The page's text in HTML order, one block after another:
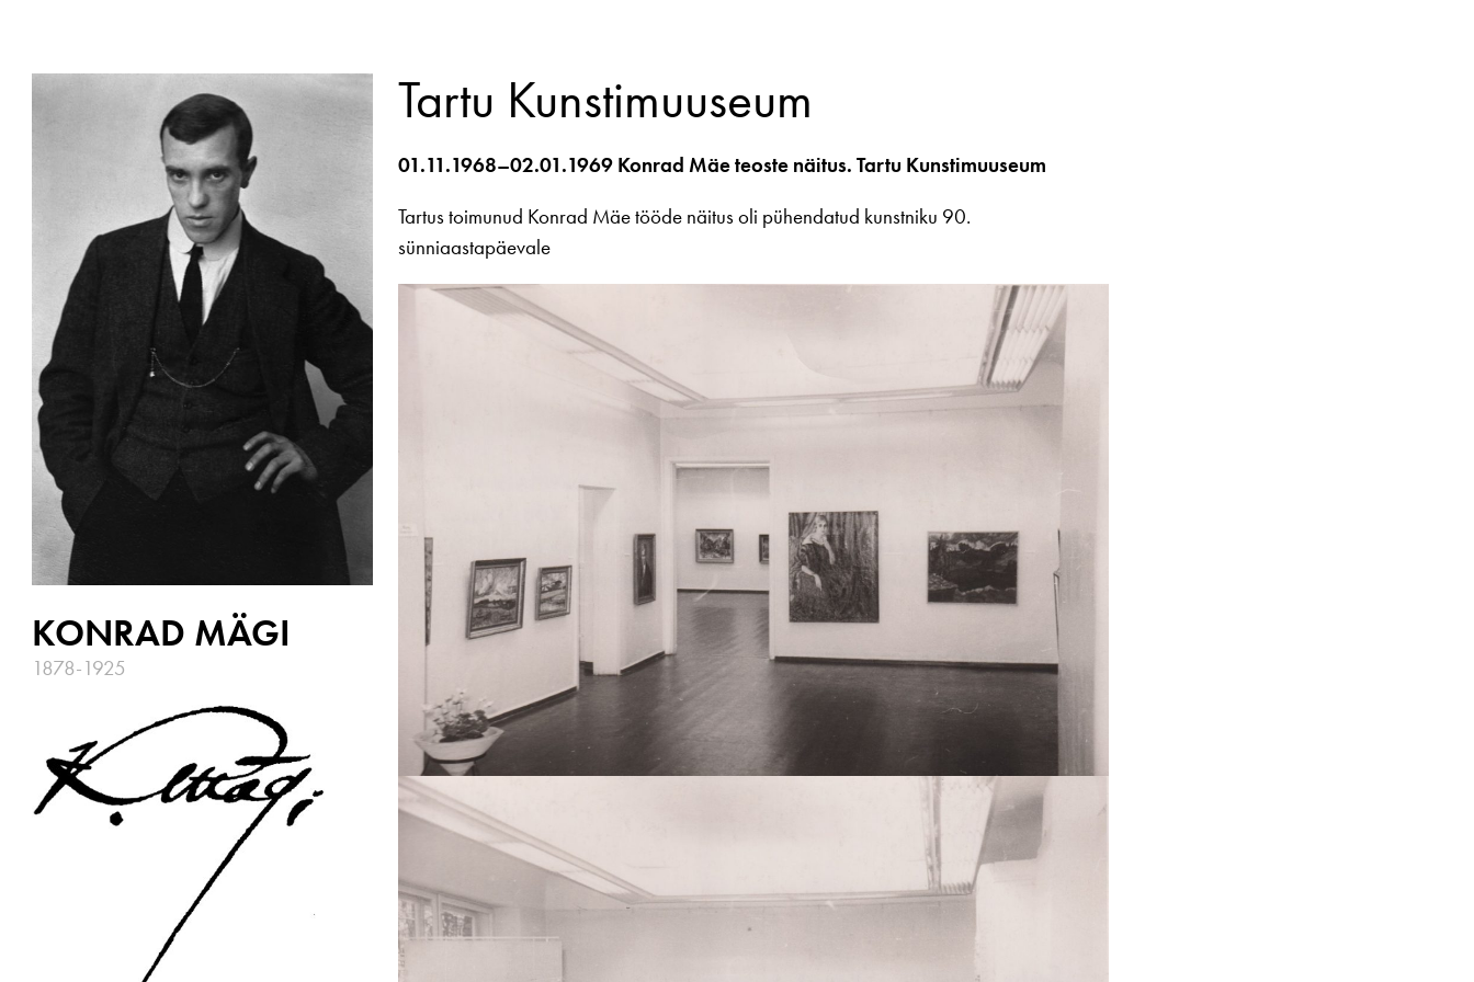
KONRAD MÄGI
1878-1925
Tartu Kunstimuuseum
01.11.1968–02.01.1969 Konrad Mäe teoste näitus. Tartu Kunstimuuseum
Tartus toimunud Konrad Mäe tööde näitus oli pühendatud kunstniku 90.
sünniaastapäevale